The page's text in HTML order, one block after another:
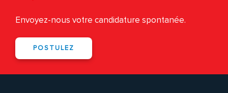
Envoyez-nous votre candidature spontanée.
POSTULEZ